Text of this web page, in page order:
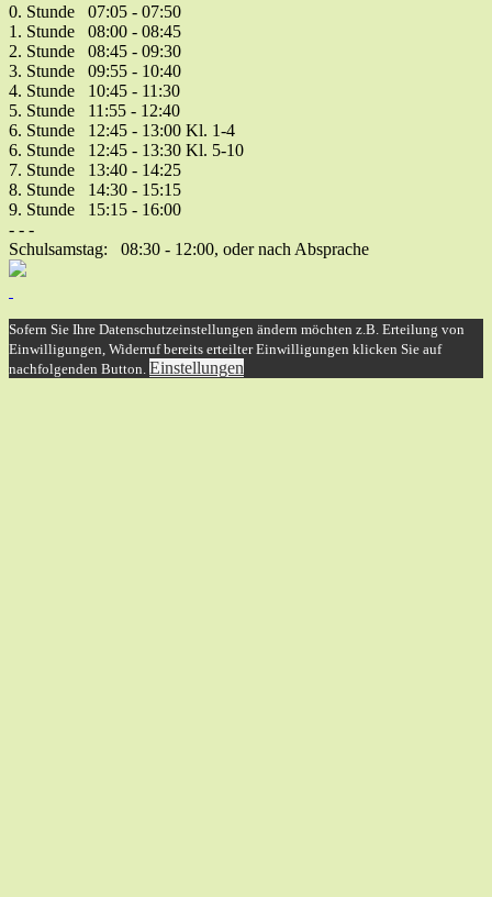
0. Stunde 07:05 - 07:50
1. Stunde 08:00 - 08:45
2. Stunde 08:45 - 09:30
3. Stunde 09:55 - 10:40
4. Stunde 10:45 - 11:30
5. Stunde 11:55 - 12:40
6. Stunde 12:45 - 13:00 Kl. 1-4
6. Stunde 12:45 - 13:30 Kl. 5-10
7. Stunde 13:40 - 14:25
8. Stunde 14:30 - 15:15
9. Stunde 15:15 - 16:00
- - -
Schulsamstag: 08:30 - 12:00, oder nach Absprache
Sofern Sie Ihre Datenschutzeinstellungen ändern möchten z.B. Erteilung von
Einwilligungen, Widerruf bereits erteilter Einwilligungen klicken Sie auf
nachfolgenden Button. Einstellungen